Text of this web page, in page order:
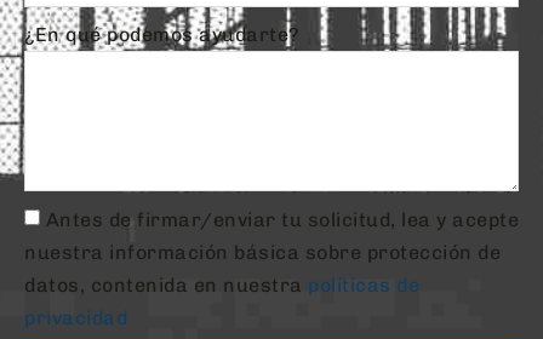
¿En qué podemos ayudarte?
Antes de firmar/enviar tu solicitud, lea y acepte
nuestra información básica sobre protección de
datos, contenida en nuestra políticas de
privacidad